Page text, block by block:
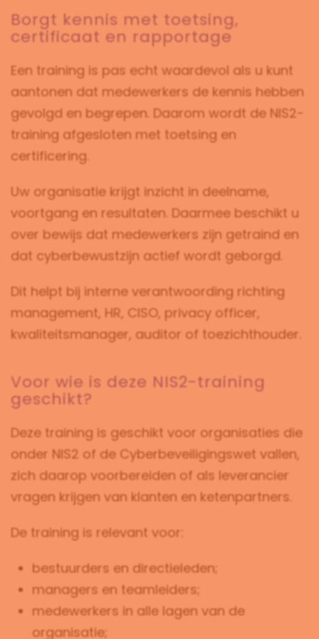
Borgt kennis met toetsing,
certificaat en rapportage
Een training is pas echt waardevol als u kunt
aantonen dat medewerkers de kennis hebben
gevolgd en begrepen. Daarom wordt de NIS2-
training afgesloten met toetsing en
certificering.
Uw organisatie krijgt inzicht in deelname,
voortgang en resultaten. Daarmee beschikt u
over bewijs dat medewerkers zijn getraind en
dat cyberbewustzijn actief wordt geborgd.
Dit helpt bij interne verantwoording richting
management, HR, CISO, privacy officer,
kwaliteitsmanager, auditor of toezichthouder.
Voor wie is deze NIS2-training
geschikt?
Deze training is geschikt voor organisaties die
onder NIS2 of de Cyberbeveiligingswet vallen,
zich daarop voorbereiden of als leverancier
vragen krijgen van klanten en ketenpartners.
De training is relevant voor:
bestuurders en directieleden;
managers en teamleiders;
medewerkers in alle lagen van de
organisatie;